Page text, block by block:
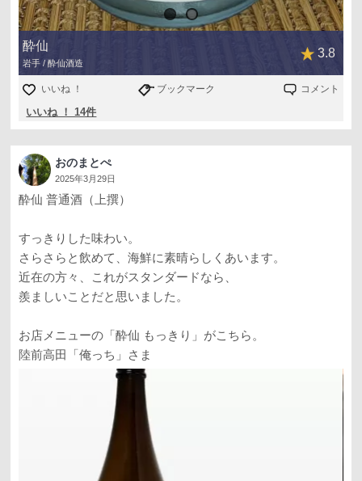
酔仙
岩手 / 酔仙酒造
3.8
いいね ！ ブックマーク コメント
いいね ！ 14件
おのまとぺ
2025年3月29日
酔仙 普通酒（上撰）
すっきりした味わい。
さらさらと飲めて、海鮮に素晴らしくあいます。
近在の方々、これがスタンダードなら、
羨ましいことだと思いました。
お店メニューの「酔仙 もっきり」がこちら。
陸前高田「俺っち」さま